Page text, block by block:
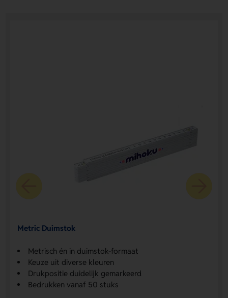
Metric Duimstok
Metrisch én in duimstok-formaat
Keuze uit diverse kleuren
Drukpositie duidelijk gemarkeerd
Bedrukken vanaf 50 stuks